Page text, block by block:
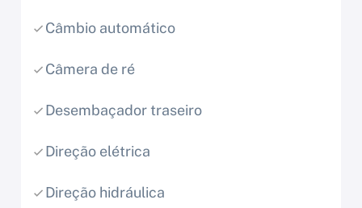
Câmbio automático
Câmera de ré
Desembaçador traseiro
Direção elétrica
Direção hidráulica